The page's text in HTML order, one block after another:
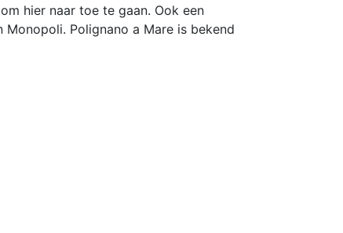
hier naar toe te gaan. Ook een
Polignano a Mare is bekend